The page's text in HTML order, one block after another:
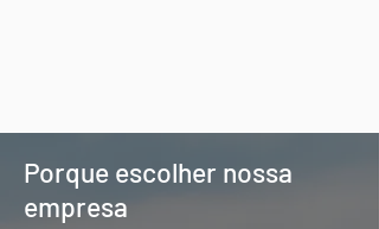
Porque escolher nossa
empresa